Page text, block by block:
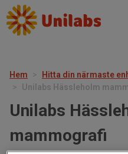
Hem Hitta din närmaste
Unilabs Hässleholm
Unilabs
mammografi